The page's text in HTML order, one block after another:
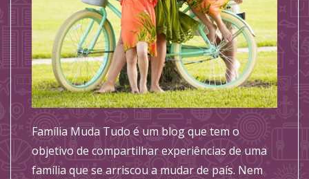
Família Muda Tudo é um blog que tem o
objetivo de compartilhar experiências de uma
família que se arriscou a mudar de país. Nem